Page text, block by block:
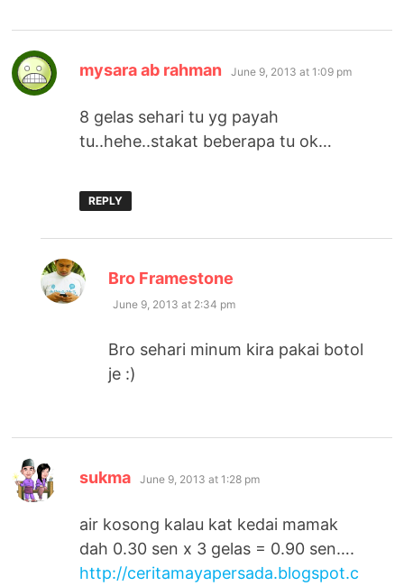
mysara ab rahman says:
June 9, 2013 at 1:09 pm
8 gelas sehari tu yg payah
tu..hehe..stakat beberapa tu ok…
REPLY
Bro Framestone
June 9, 2013 at 2:34 pm
Bro sehari minum kira pakai botol
je :)
sukma says:
June 9, 2013 at 1:28 pm
air kosong kalau kat kedai mamak
dah 0.30 sen x 3 gelas = 0.90 sen….
http://ceritamayapersada.blogspot.c